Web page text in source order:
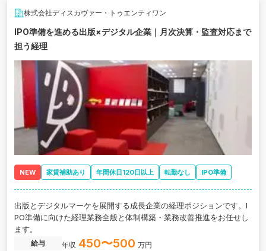
株式会社ディスカヴァー・トゥエンティワン
IPO準備を進める出版×デジタル企業｜月次決算・監査対応まで
担う経理
NEW 家賃補助あり 年間休日120日以上 転勤なし IPO準備
出版とデジタルマーケを展開する成長企業の経理ポジションです。I
PO準備に向けた経理業務全般と体制構築・業務改善推進をお任せし
ます。
給与 年収 450〜500 万円